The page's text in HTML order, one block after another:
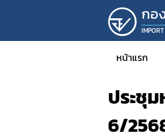
กอ
หน้าแรก
ภ
ประชุ
6/